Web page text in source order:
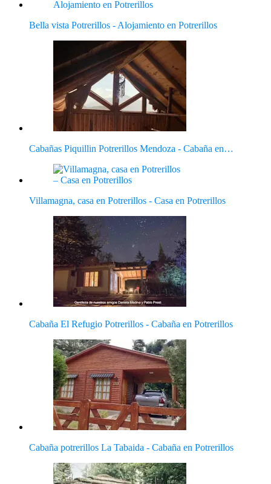
Bella vista Potrerillos - Alojamiento en Potrerillos
Cabañas Piquillin Potrerillos Mendoza - Cabaña en…
Villamagna, casa en Potrerillos - Casa en Potrerillos
Cabaña El Refugio Potrerillos - Cabaña en Potrerillos
Cabaña potrerillos La Tabaida - Cabaña en Potrerillos